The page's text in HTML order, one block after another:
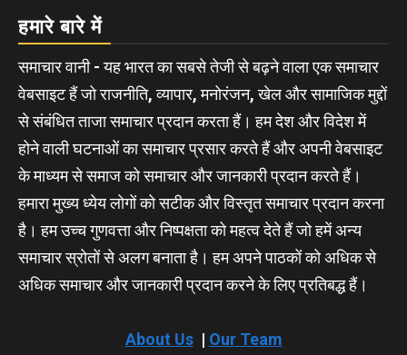
हमारे बारे में
समाचार वानी - यह भारत का सबसे तेजी से बढ़ने वाला एक समाचार
वेबसाइट हैं जो राजनीति, व्यापार, मनोरंजन, खेल और सामाजिक मुद्दों
से संबंधित ताजा समाचार प्रदान करता हैं। हम देश और विदेश में
होने वाली घटनाओं का समाचार प्रसार करते हैं और अपनी वेबसाइट
के माध्यम से समाज को समाचार और जानकारी प्रदान करते हैं।
हमारा मुख्य ध्येय लोगों को सटीक और विस्तृत समाचार प्रदान करना
है। हम उच्च गुणवत्ता और निष्पक्षता को महत्व देते हैं जो हमें अन्य
समाचार स्रोतों से अलग बनाता है। हम अपने पाठकों को अधिक से
अधिक समाचार और जानकारी प्रदान करने के लिए प्रतिबद्ध हैं।
About Us| Our Team